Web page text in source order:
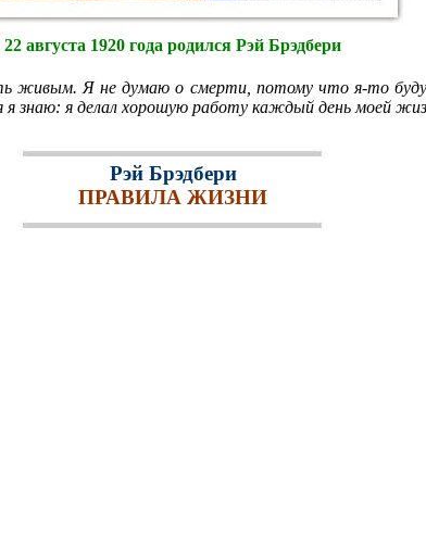
22 августа 1920 года родился Рэй Брэдбери
живым. Я не думаю о смерти, потому что я-то
знаю: я делал хорошую работу каждый день моей
Рэй Брэдбери
ПРАВИЛА ЖИЗНИ